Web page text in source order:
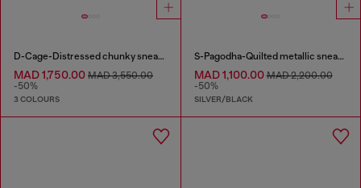
D-Cage-Distressed chunky sneakers in ripstop
MAD 1,750.00 MAD 3,550.00
-50%
3 COLOURS
S-Pagodha-Quilted metallic sneakers
MAD 1,100.00MAD 2,200.00
-50%
SILVER/BLACK